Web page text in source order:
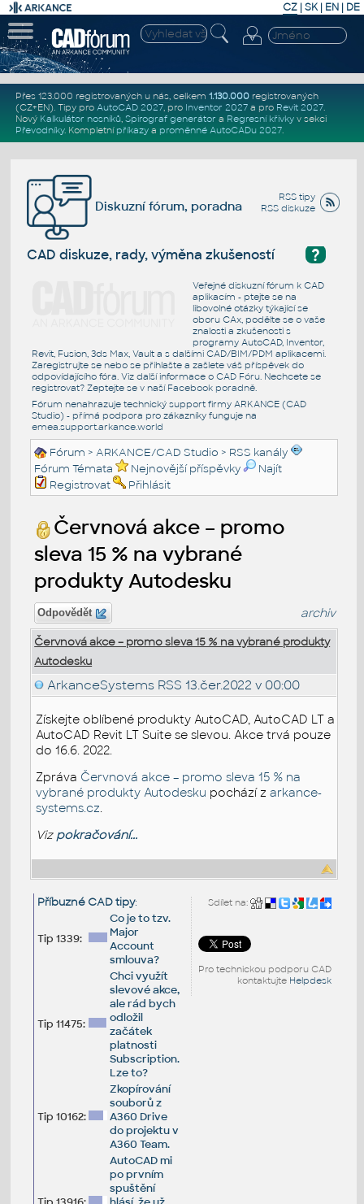
CZ | SK| EN | DE
Přes 123.000 registrovaných u nás, celkem 1.130.000registrovaných
(CZ+EN). Tipy pro AutoCAD 2027, pro Inventor 2027a pro Revit 2027.
Nový Kalkulátor nosníků, Spirograf generátor a Regresní křivkyv sekci
Převodníky. Kompletní příkazya proměnné AutoCADu 2027.
RSS tipy
RSS diskuze
Diskuzní fórum, poradna
?
CAD diskuze, rady, výměna zkušeností
Veřejné diskuzní fórum k CAD
aplikacím - ptejte se na
libovolné otázky týkající se
oboru CAx, podělte se o vaše
znalosti a zkušenosti s
programy AutoCAD, Inventor,
Revit, Fusion, 3ds Max, Vault a s dalšími CAD/BIM/PDM aplikacemi.
Zaregistrujte se nebo se přihlašte a zašlete váš příspěvek do
odpovídajícího fóra. Viz další informace o CAD Fóru. Nechcete se
registrovat? Zeptejte se v naší Facebook poradně.
Fórum nenahrazuje technický support firmy ARKANCE (CAD
Studio) - přímá podpora pro zákazníky funguje na
emea.support.arkance.world
Fórum >ARKANCE/CAD Studio > RSS kanály
Fórum Témata
Nejnovější příspěvky
Najít
Registrovat
Přihlásit
Červnová akce – promo
sleva 15 % na vybrané
produkty Autodesku
Odpovědět archiv
Červnová akce – promo sleva 15 % na vybrané produkty
Autodesku
ArkanceSystems RSS 13.čer.2022 v 00:00
Získejte oblíbené produkty AutoCAD, AutoCAD LT a
AutoCAD Revit LT Suite se slevou. Akce trvá pouze
do 16.6. 2022.
Zpráva Červnová akce – promo sleva 15 % na
vybrané produkty Autodesku pochází zarkance-
systems.cz.
Viz pokračování...
Sdílet na:
Pro technickou podporu CAD
kontaktujte Helpdesk
Příbuzné CAD tipy:
Tip 1339:
Co je to tzv.
Major
Account
smlouva?
Tip 11475:
Chci využít
slevové akce,
ale rád bych
odložil
začátek
platnosti
Subscription.
Lze to?
Tip 10162:
Zkopírování
souborů z
A360 Drive
do projektu v
A360 Team.
AutoCAD mi
po prvním
spuštění